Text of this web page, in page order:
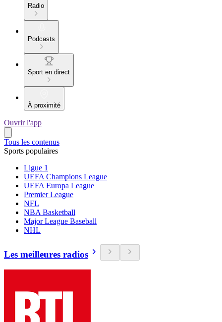
Radio
Podcasts
Sport en direct
À proximité
Ouvrir l'app
Tous les contenus
Sports populaires
Ligue 1
UEFA Champions League
UEFA Europa League
Premier League
NFL
NBA Basketball
Major League Baseball
NHL
Les meilleures radios